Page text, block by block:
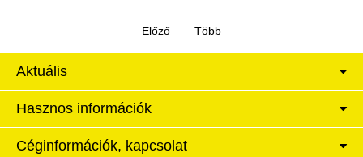
Aktuális
Hasznos információk
Céginformációk, kapcsolat